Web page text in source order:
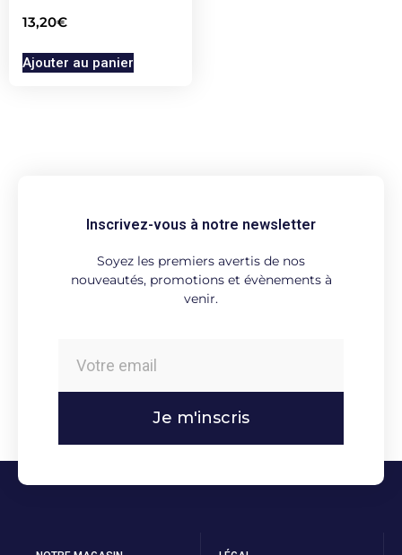
13,20€
Ajouter au panier
Inscrivez-vous à notre newsletter
Soyez les premiers avertis de nos
nouveautés, promotions et évènements à
venir.
Je m'inscris